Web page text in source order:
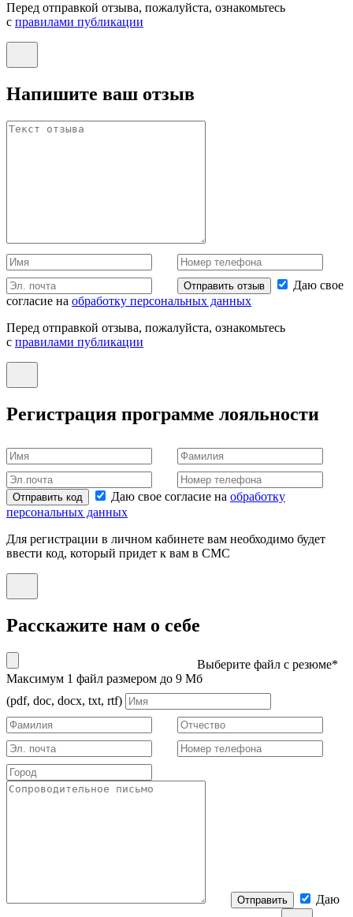
Перед отправкой отзыва, пожалуйста, ознакомьтесь
с правилами публикации
Напишите ваш отзыв
Отправить отзыв
Даю свое
согласие на обработку персональных данных
Перед отправкой отзыва, пожалуйста, ознакомьтесь
с правилами публикации
Регистрация программе лояльности
Отправить код Даю свое согласие на обработку
персональных данных
Для регистрации в личном кабинете вам необходимо будет
ввести код, который придет к вам в СМС
Расскажите нам о себе
Выберите файл с резюме*
Максимум 1 файл размером до 9 Мб
(pdf, doc, docx, txt, rtf)
Отправить Даю